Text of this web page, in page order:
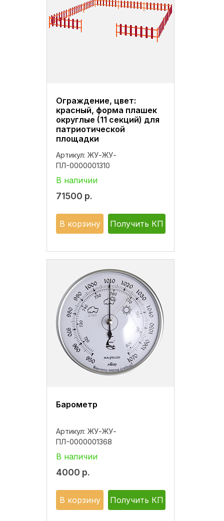
Ограждение, цвет:
красный, форма плашек
округлые (11 секций) для
патриотической
площадки
Артикул: ЖУ-ЖУ-
ПЛ-0000001310
В наличии
71500 р.
В корзину Получить КП
Барометр
Артикул: ЖУ-ЖУ-
ПЛ-0000001368
В наличии
4000 р.
В корзину Получить КП